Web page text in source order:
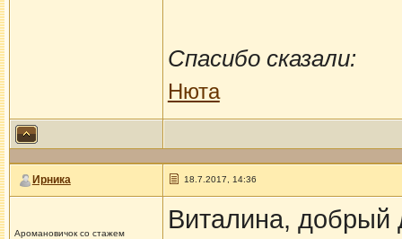
Спасибо сказали:
Нюта
Ирника 18.7.2017, 14:36
Аромановичок со стажем
Виталина, добрый